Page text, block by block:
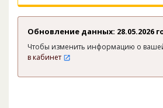
Обновление данных: 28.05.2026
Чтобы изменить информацию о
в кабинет